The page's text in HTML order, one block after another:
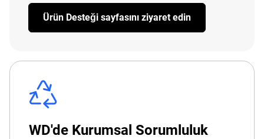
Ürün Desteği sayfasını ziyaret edin
WD'de Kurumsal Sorumluluk